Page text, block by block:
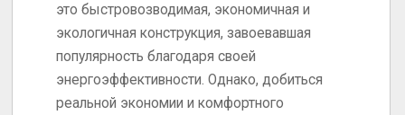
это быстровозводимая, экономичная и
экологичная конструкция, завоевавшая
популярность благодаря своей
энергоэффективности. Однако, добиться
реальной экономии и комфортного